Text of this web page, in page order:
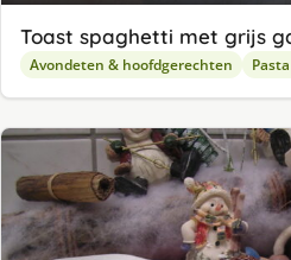
Toast spaghetti met grijs
Avondeten & hoofdgerechten